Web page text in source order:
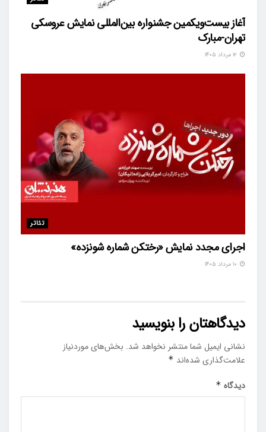
آغاز بیست‌ویکمین جشنواره بین‌المللی نمایش عروسکی
تهران-مبارک
تئاتر
اجرای مجدد نمایش «رختکن شماره شونزده»
دیدگاهتان را بنویسید
نشانی ایمیل شما منتشر نخواهد شد. بخش‌های موردنیاز
علامت‌گذاری شده‌اند *
دیدگاه *